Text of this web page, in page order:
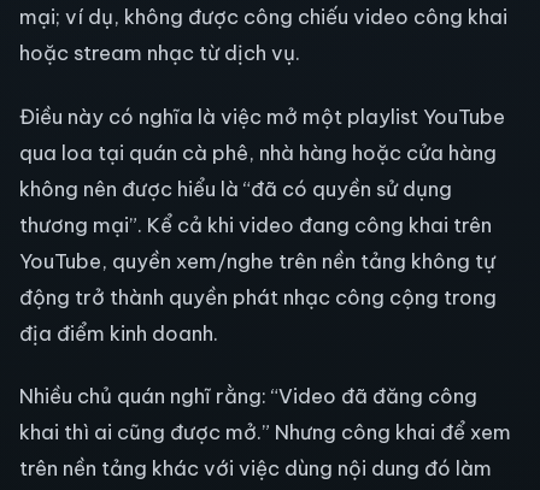
mại; ví dụ, không được công chiếu video công khai
hoặc stream nhạc từ dịch vụ.
Điều này có nghĩa là việc mở một playlist YouTube
qua loa tại quán cà phê, nhà hàng hoặc cửa hàng
không nên được hiểu là “đã có quyền sử dụng
thương mại”. Kể cả khi video đang công khai trên
YouTube, quyền xem/nghe trên nền tảng không tự
động trở thành quyền phát nhạc công cộng trong
địa điểm kinh doanh.
Nhiều chủ quán nghĩ rằng: “Video đã đăng công
khai thì ai cũng được mở.” Nhưng công khai để xem
trên nền tảng khác với việc dùng nội dung đó làm